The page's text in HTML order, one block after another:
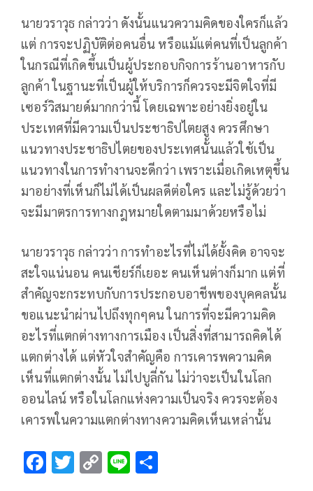
นายวราวุธ กล่าวว่า ดังนั้นแนวความคิดของใครก็แล้ว
แต่ การจะปฏิบัติต่อคนอื่น หรือแม้แต่คนที่เป็นลูกค้า
ในกรณีที่เกิดขึ้นเป็นผู้ประกอบกิจการร้านอาหารกับ
ลูกค้า ในฐานะที่เป็นผู้ให้บริการก็ควรจะมีจิตใจที่มี
เซอร์วิสมายด์มากกว่านี้ โดยเฉพาะอย่างยิ่งอยู่ใน
ประเทศที่มีความเป็นประชาธิปไตยสูง ควรศึกษา
แนวทางประชาธิปไตยของประเทศนั้นแล้วใช้เป็น
แนวทางในการทำงานจะดีกว่า เพราะเมื่อเกิดเหตุขึ้น
มาอย่างที่เห็นก็ไม่ได้เป็นผลดีต่อใคร และไม่รู้ด้วยว่า
จะมีมาตรการทางกฎหมายใดตามมาด้วยหรือไม่
นายวราวุธ กล่าวว่า การทำอะไรที่ไม่ได้ยั้งคิด อาจจะ
สะใจแน่นอน คนเชียร์ก็เยอะ คนเห็นต่างก็มาก แต่ที่
สำคัญจะกระทบกับการประกอบอาชีพของบุคคลนั้น
ขอแนะนำผ่านไปถึงทุกๆคน ในการที่จะมีความคิด
อะไรที่แตกต่างทางการเมือง เป็นสิ่งที่สามารถคิดได้
แตกต่างได้ แต่หัวใจสำคัญคือ การเคารพความคิด
เห็นที่แตกต่างนั้น ไม่ไปบูลี่กัน ไม่ว่าจะเป็นในโลก
ออนไลน์ หรือในโลกแห่งความเป็นจริง ควรจะต้อง
เคารพในความแตกต่างทางความคิดเห็นเหล่านั้น
F T C Li